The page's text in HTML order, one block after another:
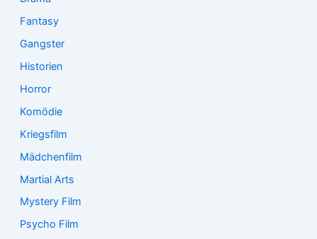
Fantasy
Gangster
Historien
Horror
Komödie
Kriegsfilm
Mädchenfilm
Martial Arts
Mystery Film
Psycho Film